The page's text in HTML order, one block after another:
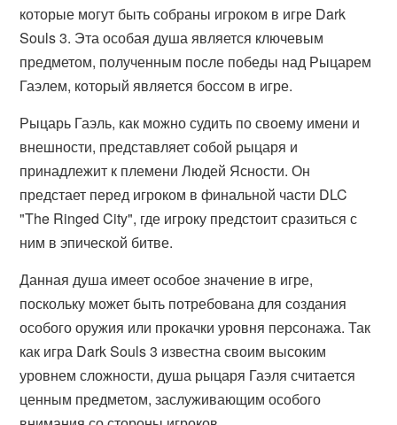
которые могут быть собраны игроком в игре Dark
Souls 3. Эта особая душа является ключевым
предметом, полученным после победы над Рыцарем
Гаэлем, который является боссом в игре.
Рыцарь Гаэль, как можно судить по своему имени и
внешности, представляет собой рыцаря и
принадлежит к племени Людей Ясности. Он
предстает перед игроком в финальной части DLC
"The Ringed City", где игроку предстоит сразиться с
ним в эпической битве.
Данная душа имеет особое значение в игре,
поскольку может быть потребована для создания
особого оружия или прокачки уровня персонажа. Так
как игра Dark Souls 3 известна своим высоким
уровнем сложности, душа рыцаря Гаэля считается
ценным предметом, заслуживающим особого